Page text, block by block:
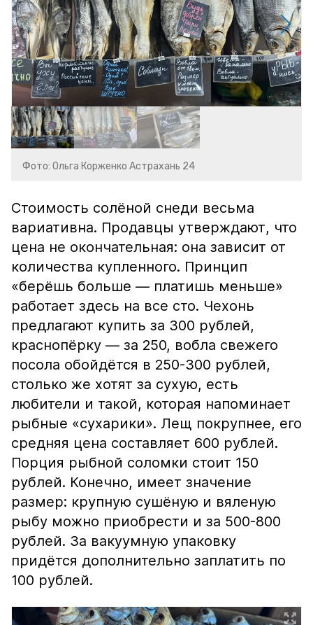
Фото: Ольга Корженко Астрахань 24
Стоимость солёной снеди весьма
вариативна. Продавцы утверждают, что
цена не окончательная: она зависит от
количества купленного. Принцип
«берёшь больше — платишь меньше»
работает здесь на все сто. Чехонь
предлагают купить за 300 рублей,
краснопёрку — за 250, вобла свежего
посола обойдётся в 250-300 рублей,
столько же хотят за сухую, есть
любители и такой, которая напоминает
рыбные «сухарики». Лещ покрупнее, его
средняя цена составляет 600 рублей.
Порция рыбной соломки стоит 150
рублей. Конечно, имеет значение
размер: крупную сушёную и вяленую
рыбу можно приобрести и за 500-800
рублей. За вакуумную упаковку
придётся дополнительно заплатить по
100 рублей.